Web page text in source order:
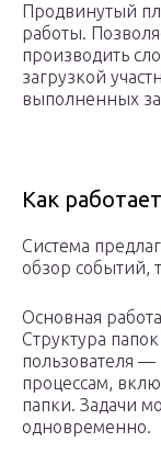
Продвинутый
работы.
производить
загрузкой
выполненных
Как
Система
обзор событий,
Основная
Структура
пользователя —
процессам,
папки. Задачи
одновременно.